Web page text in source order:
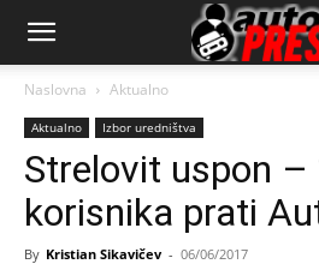
AutopressHR
Naslovna Aktualno
Aktualno Izbor uredništva
Strelovit uspon –
korisnika prati
By Kristian Sikavičev - 06/06/2017